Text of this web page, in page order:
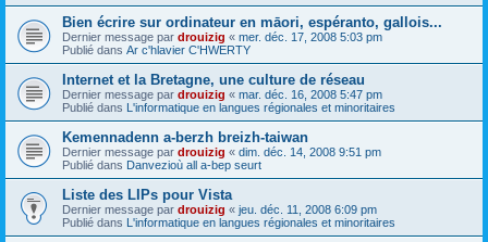
Bien écrire sur ordinateur en māori, espéranto, gallois...
Dernier message par drouizig « mer. déc. 17, 2008 5:03 pm
Publié dans Ar c'hlavier C'HWERTY
Internet et la Bretagne, une culture de réseau
Dernier message par drouizig « mar. déc. 16, 2008 5:47 pm
Publié dans L'informatique en langues régionales et minoritaires
Kemennadenn a-berzh breizh-taiwan
Dernier message par drouizig « dim. déc. 14, 2008 9:51 pm
Publié dans Danvezioù all a-bep seurt
Liste des LIPs pour Vista
Dernier message par drouizig « jeu. déc. 11, 2008 6:09 pm
Publié dans L'informatique en langues régionales et minoritaires